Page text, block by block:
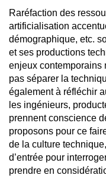
Raréfaction des
artificialisation
démographique, etc.
et ses productions
enjeux contemporains
pas séparer la
également à réfléchir
les ingénieurs,
prennent conscience
proposons pour ce
de la culture
d’entrée pour
prendre en